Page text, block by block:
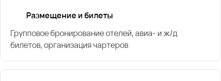
Размещение и билеты
Групповое бронирование отелей, авиа- и ж/д
билетов, организация чартеров